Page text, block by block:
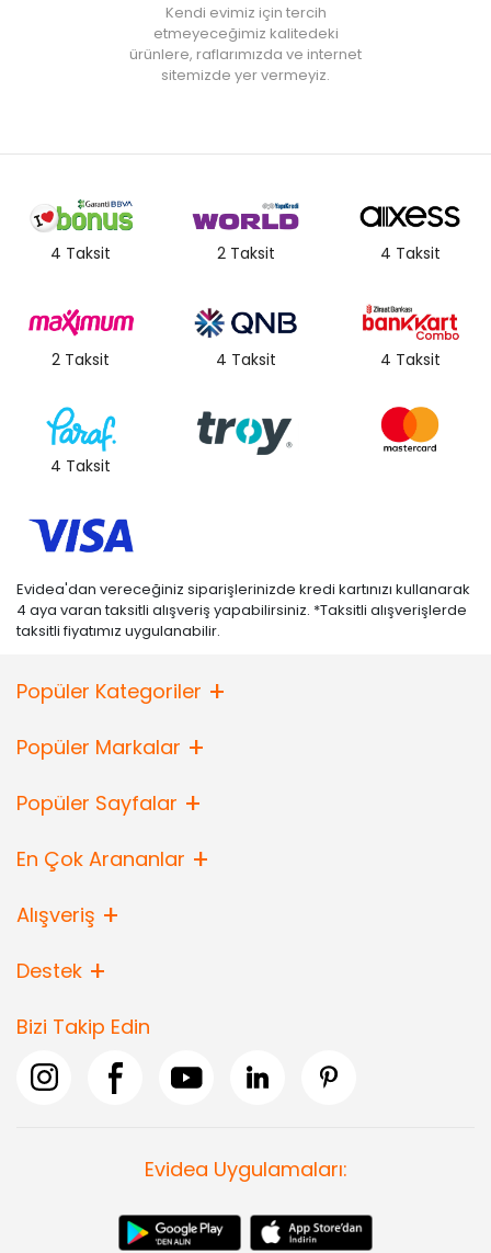
Kendi evimiz için tercih
etmeyeceğimiz kalitedeki
ürünlere, raflarımızda ve internet
sitemizde yer vermeyiz.
4 Taksit 2 Taksit 4 Taksit
2 Taksit 4 Taksit 4 Taksit
4 Taksit
Evidea'dan vereceğiniz siparişlerinizde kredi kartınızı kullanarak
4 aya varan taksitli alışveriş yapabilirsiniz. *Taksitli alışverişlerde
taksitli fiyatımız uygulanabilir.
Popüler Kategoriler
Popüler Markalar
Popüler Sayfalar
En Çok Arananlar
Alışveriş
Destek
Bizi Takip Edin
Evidea Uygulamaları: